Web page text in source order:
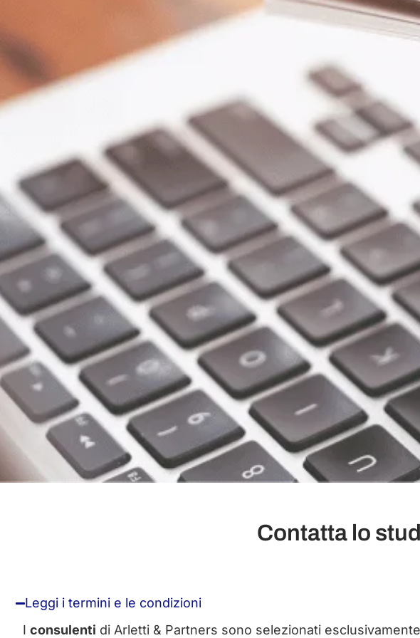
Contatta lo
Leggi i termini e le condizioni
I consulenti di Arletti & Partners sono selezionati